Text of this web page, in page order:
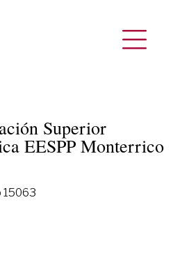
Superior
EESPP Monterrico
15063